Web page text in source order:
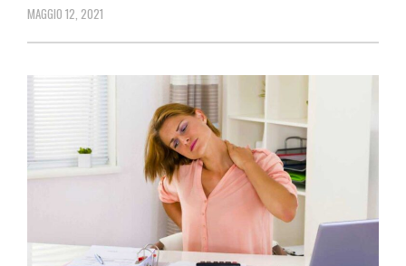
MAGGIO 12, 2021